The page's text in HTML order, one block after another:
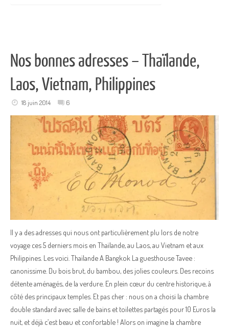
Nos bonnes adresses – Thaïlande,
Laos, Vietnam, Philippines
18 juin 2014 6
Il y a des adresses qui nous ont particulièrement plu lors de notre
voyage ces 5 derniers mois en Thaïlande, au Laos, au Vietnam et aux
Philippines. Les voici. Thaïlande A Bangkok La guesthouse Tavee :
canonissime. Du bois brut, du bambou, des jolies couleurs. Des recoins
détente aménagés, de la verdure. En plein cœur du centre historique, à
côté des principaux temples. Et pas cher : nous on a choisi la chambre
double standard avec salle de bains et toilettes partagés pour 10 Euros la
nuit, et déjà c’est beau et confortable ! Alors on imagine la chambre